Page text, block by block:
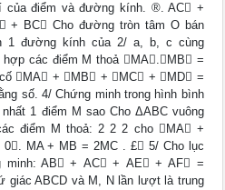
của điểm và đường kính. ®. AC +
+ BC Cho đường tròn tâm O bán
1 đường kính của 2/ a, b, c cùng
các điểm M thoả MA.MB =
MA + MB + MC + MD =
số. 4/ Chứng minh trong hình bình
1 điểm M sao Cho ΔABC vuông
điểm M thoả: 2 2 2 cho MA +
MA + MB = 2MC . £ 5/ Cho lục
minh: AB + AC + AE + AF =
giác ABCD và M, N lần lượt là trung